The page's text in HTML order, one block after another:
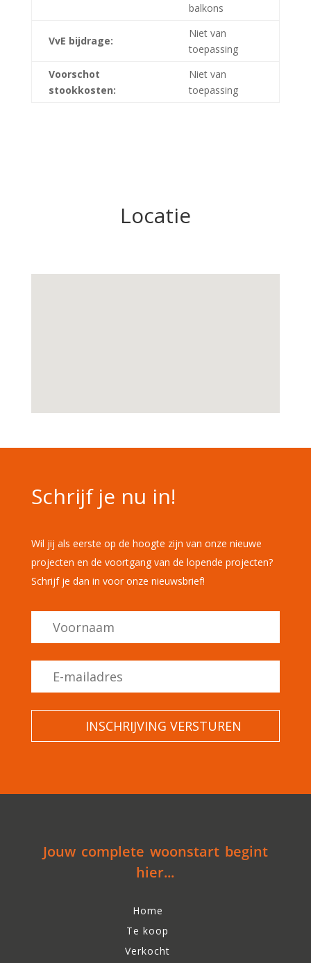
balkons
VvE bijdrage:
Niet van
toepassing
Voorschot
stookkosten:
Niet van
toepassing
Locatie
Schrijf je nu in!
Wil jij als eerste op de hoogte zijn van onze nieuwe
projecten en de voortgang van de lopende projecten?
Schrijf je dan in voor onze nieuwsbrief!
Jouw complete woonstart begint
hier...
Home
Te koop
Verkocht